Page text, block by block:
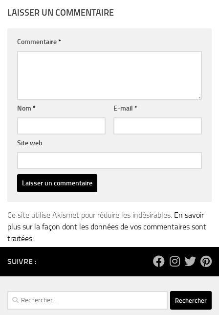
LAISSER UN COMMENTAIRE
Commentaire*
Nom * E-mail *
Site web
Ce site utilise Akismet pour réduire les indésirables. En savoir
plus sur la façon dont les données de vos commentaires sont
traitées.
SUIVRE :
Rechercher :